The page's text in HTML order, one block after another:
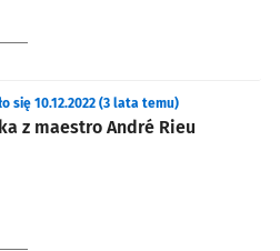
z maestro André Rieu
się 10.12.2022 (3 lata temu)